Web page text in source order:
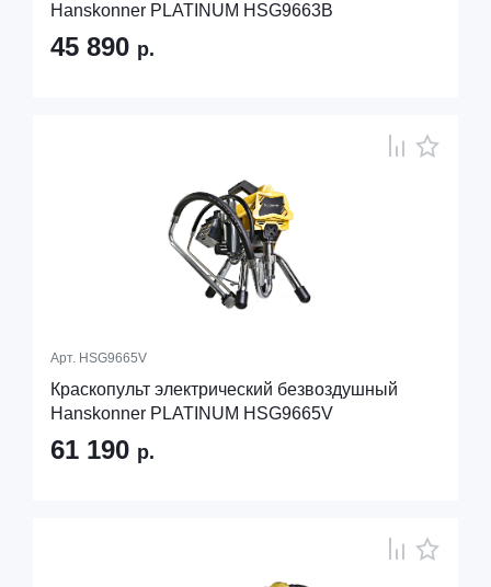
Hanskonner PLATINUM HSG9663B
45 890 р.
Арт. HSG9665V
Краскопульт электрический безвоздушный
Hanskonner PLATINUM HSG9665V
61 190 р.